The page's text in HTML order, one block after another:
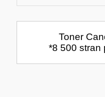
Toner
*8 500 stran